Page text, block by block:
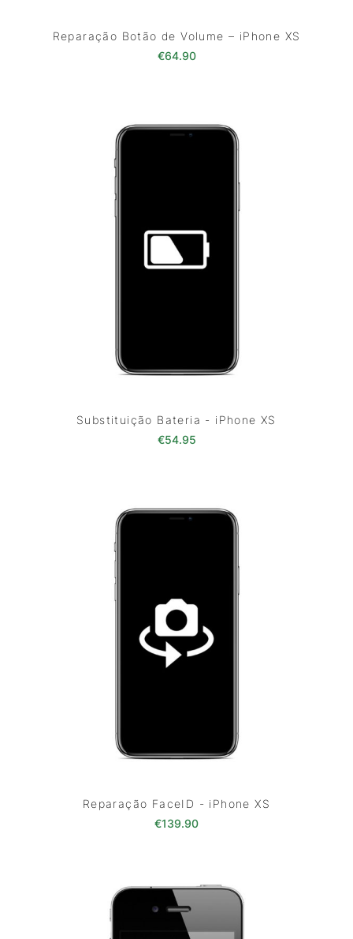
Reparação Botão de Volume – iPhone XS
€64.90
Substituição Bateria - iPhone XS
€54.95
Reparação FaceID - iPhone XS
€139.90